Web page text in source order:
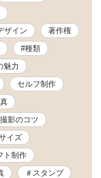
ザイン
著作権
#種類
魅力
セルフ制作
影のコツ
イズ
ト制作
＃スタンプ